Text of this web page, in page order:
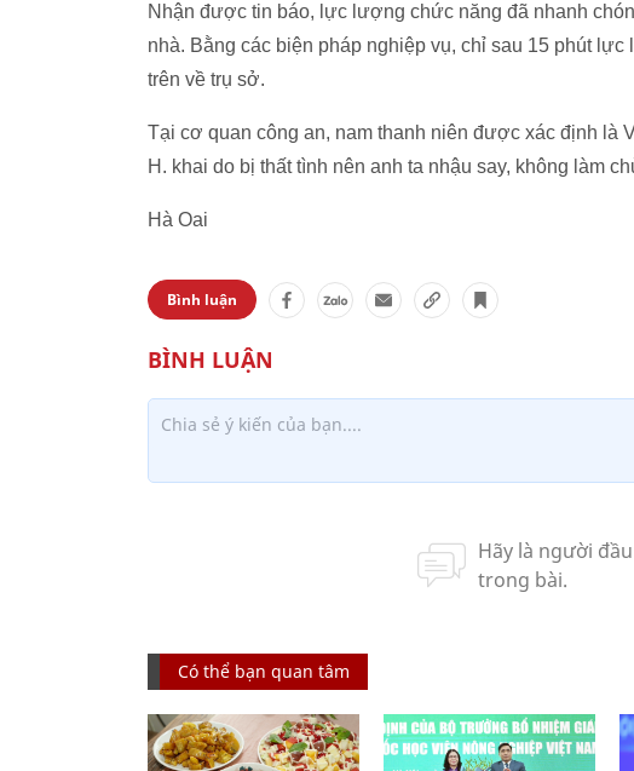
Nhận được tin báo, lực lượng chức năng đã nhanh
nhà. Bằng các biện pháp nghiệp vụ, chỉ sau 15 phút
trên về trụ sở.
Tại cơ quan công an, nam thanh niên được xác định là
H. khai do bị thất tình nên anh ta nhậu say, không làm
Hà Oai
Bình luận
Có thể bạn quan tâm